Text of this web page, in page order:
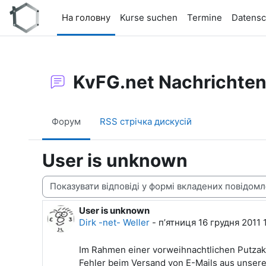
Перейти до головного вмісту
На головну
Kurse suchen Termine
KvFG.net Nachrichten
Форум RSS стрічка дискусій
User is unknown
Тип показу
User is unknown
Dirk -net- Weller - пʼятниця 16 грудня 2011
Кількість відповідей: 0
Im Rahmen einer vorweihnachtlichen
Fehler beim Versand von E-Mails aus